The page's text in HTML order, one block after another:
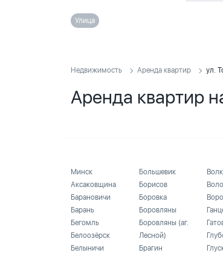
Улица
Недвижимость Аренда квартир ул.
Аренда квартир
Минск
Аксаковщина
Барановичи
Барань
Бегомль
Белоозёрск
Белыничи
Большевик
Борисов
Боровка
Боровляны
Боровляны (аг.
Лесной)
Брагин